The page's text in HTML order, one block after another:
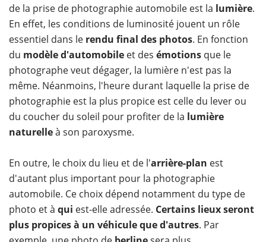
de la prise de photographie automobile est la lumière.
En effet, les conditions de luminosité jouent un rôle
essentiel dans le rendu final des photos. En fonction
du modèle d'automobile et des émotions que le
photographe veut dégager, la lumière n'est pas la
même. Néanmoins, l'heure durant laquelle la prise de
photographie est la plus propice est celle du lever ou
du coucher du soleil pour profiter de la lumière
naturelleà son paroxysme.
En outre, le choix du lieu et de l'arrière-plan est
d'autant plus important pour la photographie
automobile. Ce choix dépend notamment du type de
photo et à qui est-elle adressée. Certains lieux seront
plus propices à un véhicule que d'autres. Par